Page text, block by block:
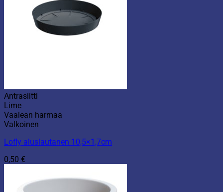
Antrasiitti
Lime
Vaalean harmaa
Valkoinen
Lofly aluslautanen 10,5×1,7cm
0,50 €